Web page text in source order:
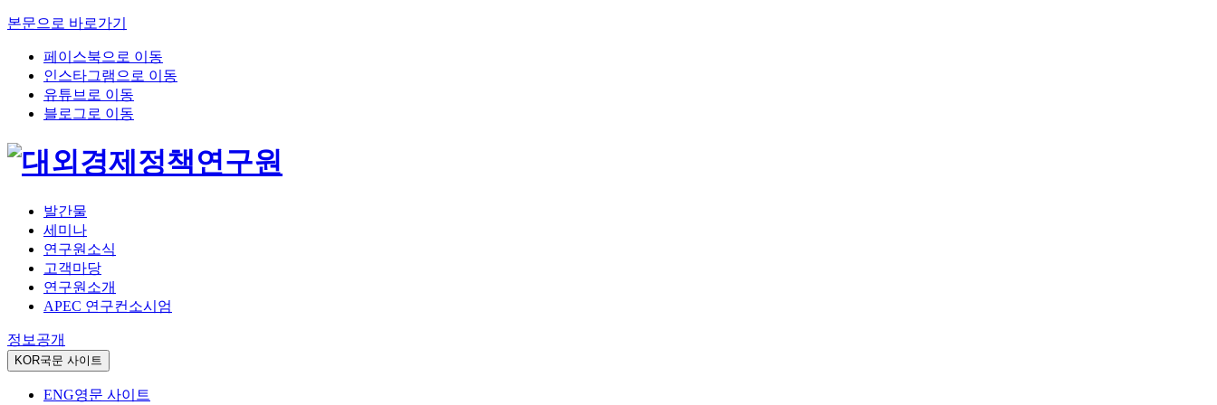
본문으로 바로가기
페이스북으로 이동
인스타그램으로 이동
유튜브로 이동
블로그로 이동
발간물
세미나
연구원소식
고객마당
연구원소개
APEC 연구컨소시엄
정보공개
KOR국문 사이트
ENG영문 사이트